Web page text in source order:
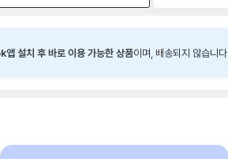
설치 후 바로 이용 가능한 상품이며, 배송되지 않습니다.